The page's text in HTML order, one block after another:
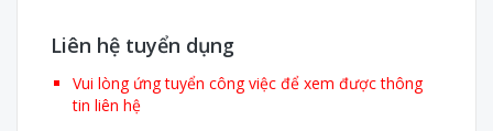
Liên hệ tuyển dụng
Vui lòng ứng tuyển công việc để xem được thông
tin liên hệ